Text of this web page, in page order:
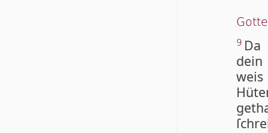
9 Da
dein